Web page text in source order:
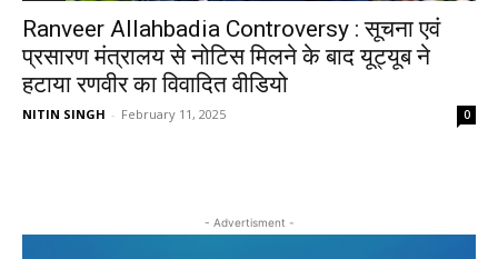
Ranveer Allahbadia Controversy : सूचना एवं
प्रसारण मंत्रालय से नोटिस मिलने के बाद यूट्यूब ने
हटाया रणवीर का विवादित वीडियो
NITIN SINGH - February 11, 2025 0
- Advertisment -